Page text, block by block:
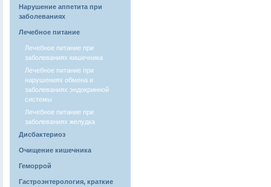
Нарушение аппетита при
заболеваниях
Лечебное питание
Лечебное питание при
заболеваниях кишечника
Лечебное питание при
нарушениях обмена и
заболеваниях эндокринной
системы
Лечебное питание при
заболеваниях желудка
Дисбактериоз
Очищение кишечника
Геморрой
Гастроэнтерология, краткие